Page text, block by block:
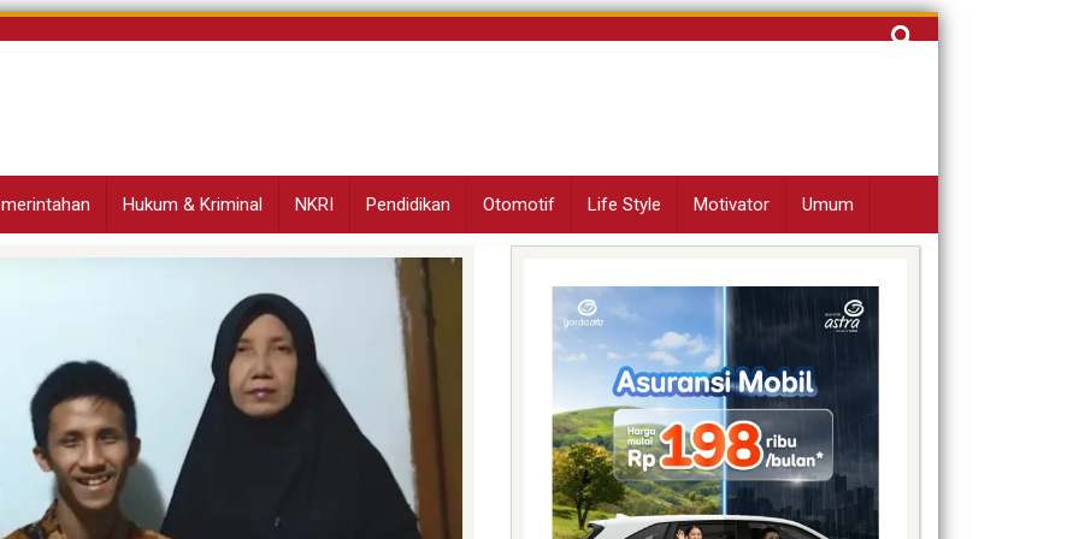
Cari
Hukum & Kriminal NKRI Pendidikan Otomotif Life Style Motivator Umum